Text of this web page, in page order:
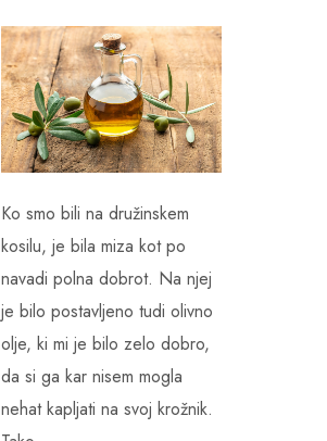
Ko smo bili na družinskem
kosilu, je bila miza kot po
navadi polna dobrot. Na njej
je bilo postavljeno tudi olivno
olje, ki mi je bilo zelo dobro,
da si ga kar nisem mogla
nehat kapljati na svoj krožnik.